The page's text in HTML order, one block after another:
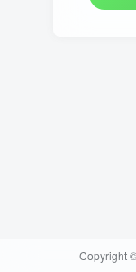
Copyright